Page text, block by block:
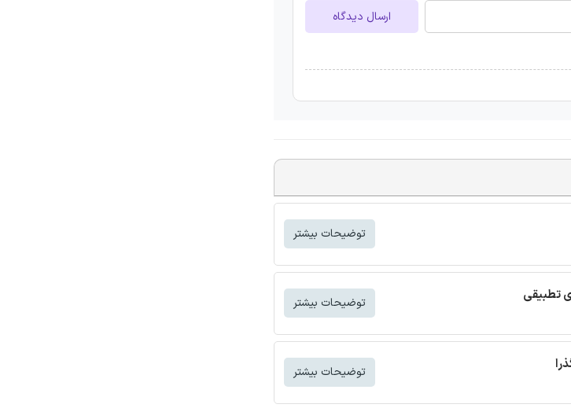
ارسال دیدگاه
توضیحات بیشتر
توضیحات بیشتر
توضیحات بیشتر